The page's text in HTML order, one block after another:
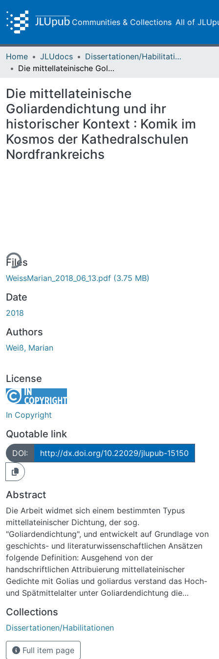
Communities & Collections All of
Home JLUdocs
Dissertationen/Habilitationen
Die mittellateinische Goliardendichtung und ihr historischer Kontext : Komik im Kosmos der Kathedralschulen Nordfrankreichs
Die mittellateinische
Goliardendichtung und ihr
historischer Kontext : Komik im
Kosmos der Kathedralschulen
Nordfrankreichs
Files
WeissMarian_2018_06_13.pdf (3.75 MB)
Date
2018
Authors
Weiß, Marian
License
In Copyright
Quotable link
DOI: http://dx.doi.org/10.22029/jlupub-15150
Abstract
Die Arbeit widmet sich einem bestimmten Typus
mittellateinischer Dichtung, der sog.
"Goliardendichtung", und entwickelt auf Grundlage von
geschichts- und literaturwissenschaftlichen Ansätzen
folgende Definition: Ausgehend von der
handschriftlichen Attribuierung mittellateinischer
Gedichte mit Golias und goliardus verstand das Hoch-
und Spätmittelalter unter Goliardendichtung die
Hochmittelalters, deren maßgebliche Intention Komik ist
und die diese Komik auch durch Thematik und
Handlung, vor allem aber auf poetologischen
Metaebenen von Sprache, Intertext und Semantik
Collections
Dissertationen/Habilitationen
Full item page